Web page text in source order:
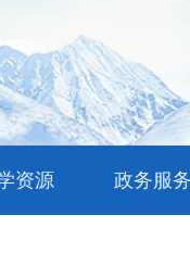
资源 政务服务